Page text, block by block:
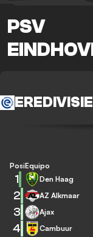
PSV
EREDIVISIE
Posición
Equipo
1 Den Haag
2 AZ Alkmaar
3 Ajax
4 Cambuur